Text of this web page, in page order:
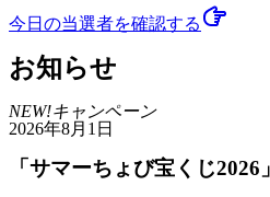
今日の当選者を確認する
お知らせ
NEW!キャンペーン
2026年8月1日
「サマーちょび宝くじ2026